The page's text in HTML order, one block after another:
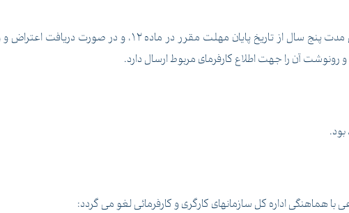
واحد کار و امور اجتماعی مکلف است، در صورت عدم وصول اعتراض مدت پنج سال از تاریخ
رونوشت آن را جهت اطلاع کارفرمای مربوط ارسال دارد.
با هماهنگی اداره کل سازمانهای کارگری و کارفرمائی لغو می گردد: